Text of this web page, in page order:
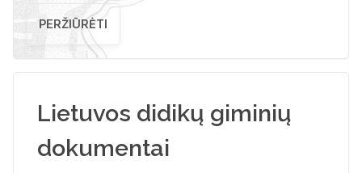
PERŽIŪRĖTI
Lietuvos didikų giminių
dokumentai